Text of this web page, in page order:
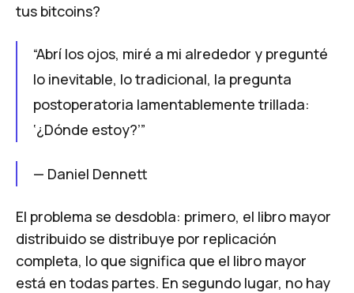
tus bitcoins?
“Abrí los ojos, miré a mi alrededor y pregunté
lo inevitable, lo tradicional, la pregunta
postoperatoria lamentablemente trillada:
‘¿Dónde estoy?’”
— Daniel Dennett
El problema se desdobla: primero, el libro mayor
distribuido se distribuye por replicación
completa, lo que significa que el libro mayor
está en todas partes. En segundo lugar, no hay